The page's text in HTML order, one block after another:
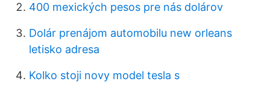
400 mexických pesos pre nás dolárov
Dolár prenájom automobilu new orleans
letisko adresa
Kolko stoji novy model tesla s